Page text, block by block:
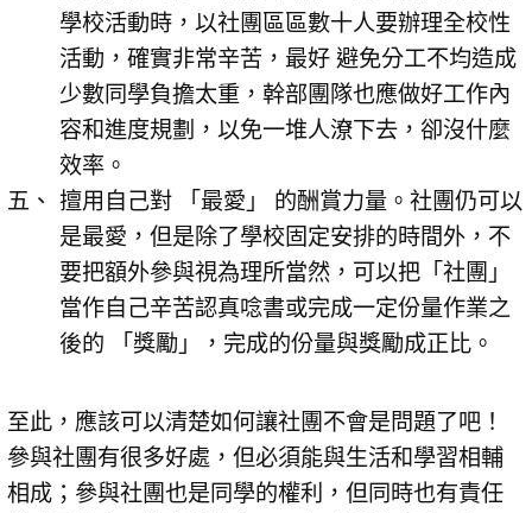
學校活動時，以社團區區數十人要辦理全校性
活動，確實非常辛苦，最好 避免分工不均造成
少數同學負擔太重，幹部團隊也應做好工作內
容和進度規劃，以免一堆人潦下去，卻沒什麼
效率。
擅用自己對 「最愛」 的酬賞力量。社團仍可以
是最愛，但是除了學校固定安排的時間外，不
要把額外參與視為理所當然，可以把「社團」
當作自己辛苦認真唸書或完成一定份量作業之
後的 「獎勵」，完成的份量與獎勵成正比。
至此，應該可以清楚如何讓社團不會是問題了吧！
參與社團有很多好處，但必須能與生活和學習相輔
相成；參與社團也是同學的權利，但同時也有責任